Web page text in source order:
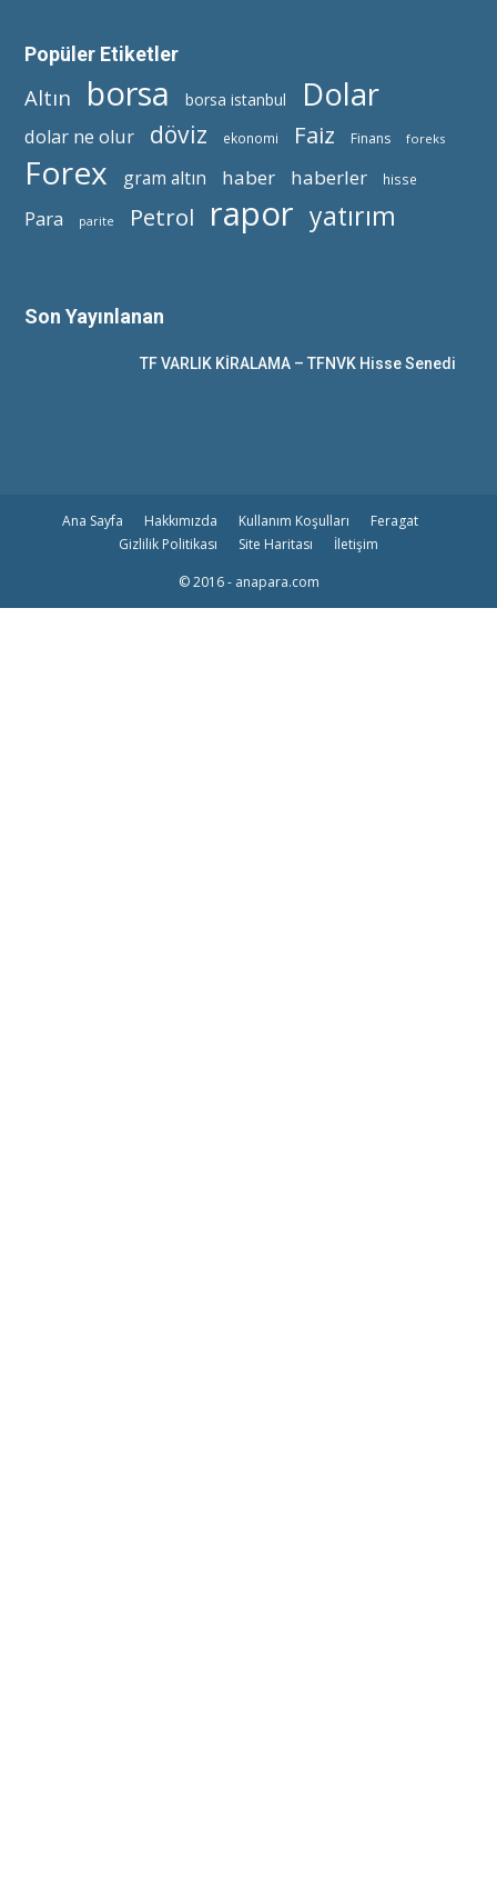
Popüler Etiketler
Altın borsa borsa istanbul Dolar
dolar ne olur döviz ekonomi Faiz Finans foreks
Forex gram altın haber haberler hisse
Para parite Petrol rapor yatırım
Son Yayınlanan
TF VARLIK KİRALAMA – TFNVK Hisse Senedi
Ana Sayfa Hakkımızda Kullanım Koşulları
Feragat
Gizlilik Politikası
Site Haritası
İletişim
© 2016 - anapara.com